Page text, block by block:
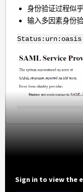
身份验证过程似
输入多因素身份
Sign in to view the